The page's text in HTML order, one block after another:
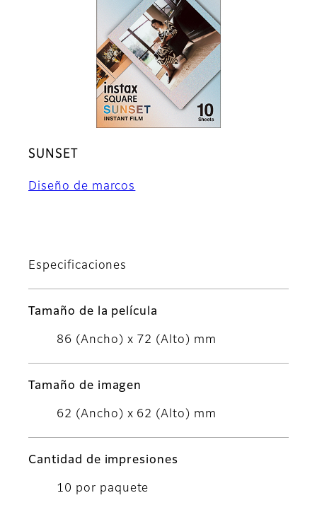
SUNSET
Diseño de marcos
Especificaciones
Tamaño de la película
86 (Ancho) x 72 (Alto) mm
Tamaño de imagen
62 (Ancho) x 62 (Alto) mm
Cantidad de impresiones
10 por paquete